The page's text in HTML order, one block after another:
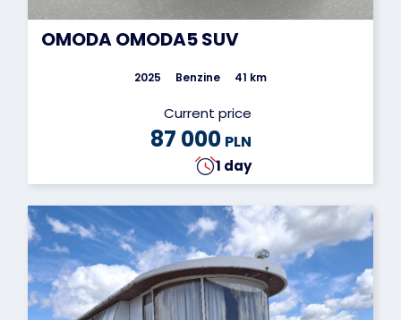
OMODA OMODA5 SUV
2025 Benzine 41 km
Current price
87 000 PLN
1 day